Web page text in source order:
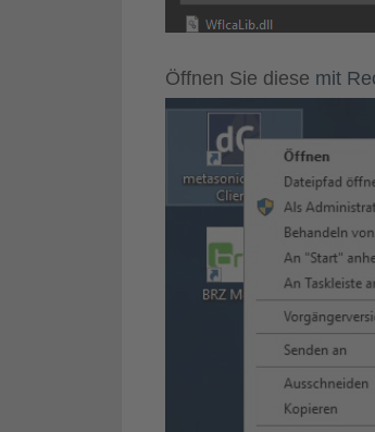
Öffnen Sie diese mit